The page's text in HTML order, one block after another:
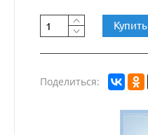
Купить
Поделиться: